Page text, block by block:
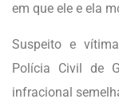
em que ele e ela
Suspeito e
Polícia Civil de
infracional